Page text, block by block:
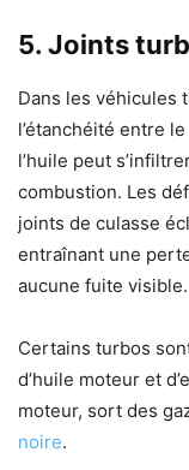
5. Joints
Dans les véhicules
l’étanchéité entre le
l’huile peut
combustion. Les
joints de culasse
entraînant une
aucune fuite visible.
Certains turbos
d’huile moteur et
moteur, sort des
noire.